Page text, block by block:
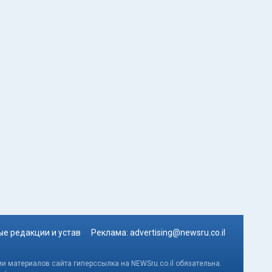
редакции и устав Реклама: advertising@newsru.co.il
сайта гиперссылка на NEWSru.co.il обязательна.